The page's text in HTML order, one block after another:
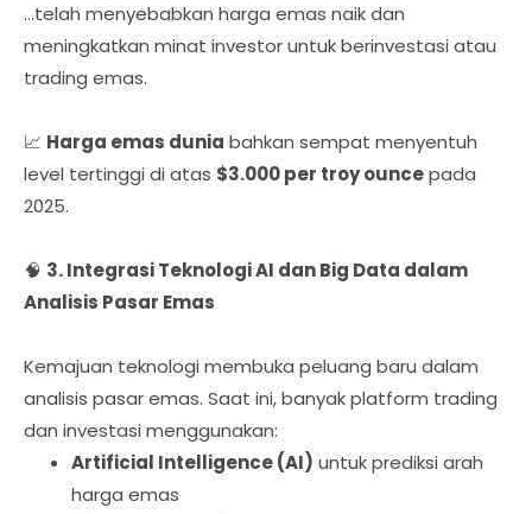
...telah menyebabkan harga emas naik dan
meningkatkan minat investor untuk berinvestasi atau
trading emas.
📈 Harga emas dunia bahkan sempat menyentuh
level tertinggi di atas $3.000 per troy ouncepada
2025.
🧠 3. Integrasi Teknologi AI dan Big Data dalam
Analisis Pasar Emas
Kemajuan teknologi membuka peluang baru dalam
analisis pasar emas. Saat ini, banyak platform trading
dan investasi menggunakan:
Artificial Intelligence (AI) untuk prediksi arah
harga emas